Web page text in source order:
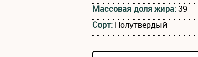
Массовая доля жира:39
Сорт: Полутвердый